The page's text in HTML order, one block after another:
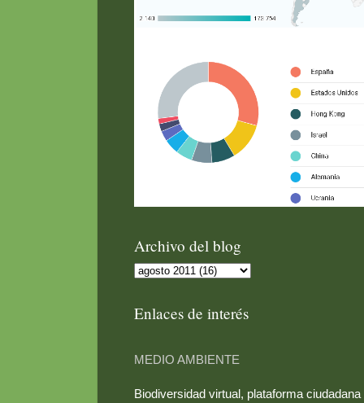
Archivo del blog
Enlaces de interés
MEDIO AMBIENTE
Biodiversidad virtual, plataforma ciudadana